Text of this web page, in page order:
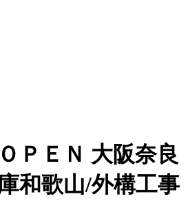
ＰＥＮ 大阪奈良
和歌山/外構工事